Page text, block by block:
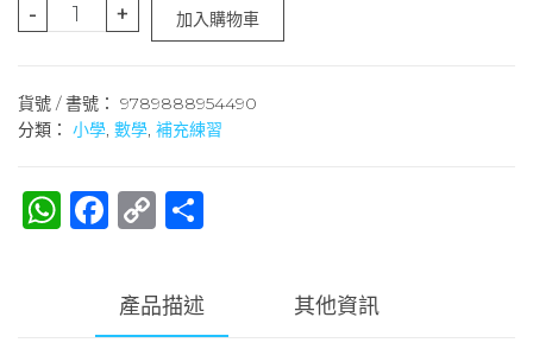
- + 加入購物車
貨號 / 書號： 9789888954490
分類： 小學, 數學, 補充練習
W F
c
e
C
p
y e
產品描述 其他資訊